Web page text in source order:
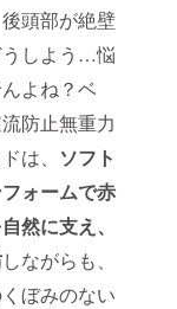
頭部が絶壁
しよう…悩
よね？ベ
防止無重力
は、 ソフト
ォームで赤
然に支え、
しながらも、
ぼみのない